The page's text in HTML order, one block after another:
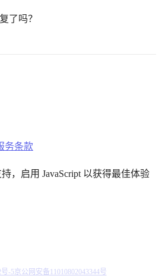
了吗？
务条款
，启用 JavaScript 以获得最佳体验
-5京公网安备11010802043344号